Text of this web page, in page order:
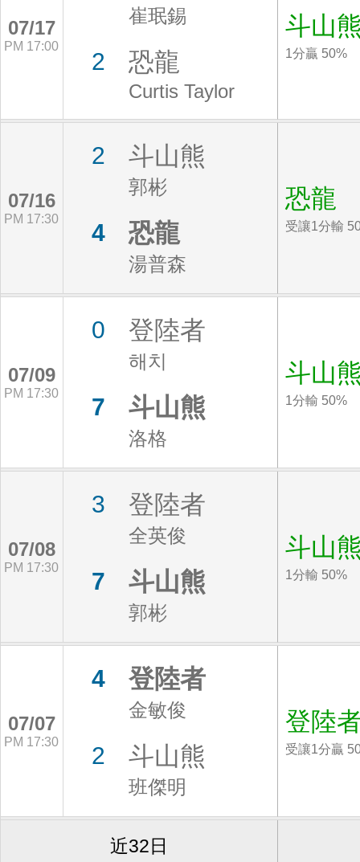
07/17
PM 17:00
崔珉錫
2 恐龍
Curtis Taylor
斗山
1分贏 50%
07/16
PM 17:30
2 斗山熊
郭彬
4 恐龍
湯普森
恐龍
受讓1分輸
07/09
PM 17:30
0 登陸者
해치
7 斗山熊
洛格
斗山
1分輸 50%
07/08
PM 17:30
3 登陸者
全英俊
7 斗山熊
郭彬
斗山
1分輸 50%
07/07
PM 17:30
4 登陸者
金敏俊
2 斗山熊
班傑明
登陸
受讓1分贏
近32日